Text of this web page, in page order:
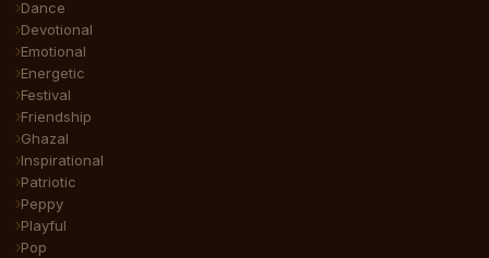
Dance
Devotional
Emotional
Energetic
Festival
Friendship
Ghazal
Inspirational
Patriotic
Peppy
Playful
Pop